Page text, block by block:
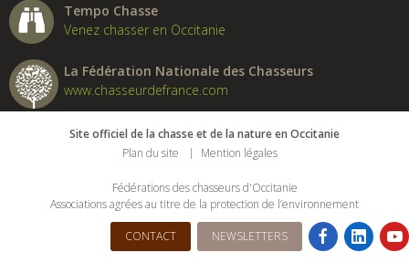
Tempo Chasse
Venez chasser en Occitanie
La Fédération Nationale des Chasseurs
www.chasseurdefrance.com
Site officiel de la chasse et de la nature en Occitanie
Plan du site
Mention légales
Fédérations des chasseurs d'Occitanie
Associations agrées au titre de la protection de l’environnement
CONTACT NEWSLETTERS